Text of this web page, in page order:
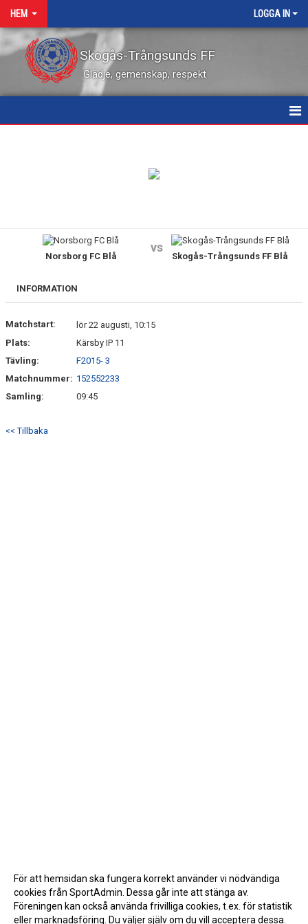
HEM LOGGA IN
Skogås-Trångsunds FF
Glädje, gemenskap, respekt
MATCHER
KONTAKT
FAQ
Norsborg FC Blå
vs
Skogås-Trångsunds FF Blå
INFORMATION
Matchstart:
lör 22 augusti, 10:15
Plats:
Kärsby IP 11
Tävling:
F2015- 3
Matchnummer: 152552233
Samling:
09:45
<< Tillbaka
För att hemsidan ska fungera korrekt använder vi nödvändiga
cookies från SportAdmin. Dessa går inte att stänga av.
Föreningen kan också använda frivilliga cookies, t.ex. för statistik
eller marknadsföring. Du väljer själv om du vill acceptera dessa.